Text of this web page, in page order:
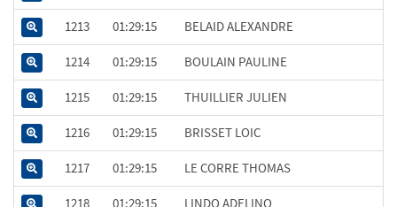
1213 01:29:15 BELAID ALEXANDRE
1214 01:29:15 BOULAIN PAULINE
1215 01:29:15 THUILLIER JULIEN
1216 01:29:15 BRISSET LOIC
1217 01:29:15 LE CORRE THOMAS
1218 01:29:15 LINDO ADELINO